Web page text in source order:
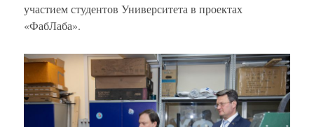
участием студентов Университета в проектах
«ФабЛаба».